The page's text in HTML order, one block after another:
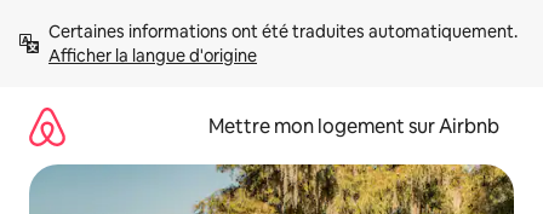
directement
Afficher la langue d'origine
Mettre mon logement sur Airbnb